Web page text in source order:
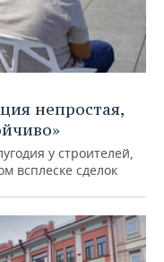
непростая,
у строителей,
всплеске сделок